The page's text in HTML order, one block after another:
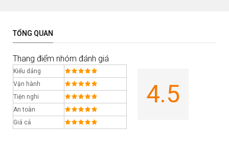
TỔNG QUAN
Thang điểm nhóm đánh giá
Kiểu dáng
Vận hành
Tiện nghi
An toàn
Giá cả
4.5